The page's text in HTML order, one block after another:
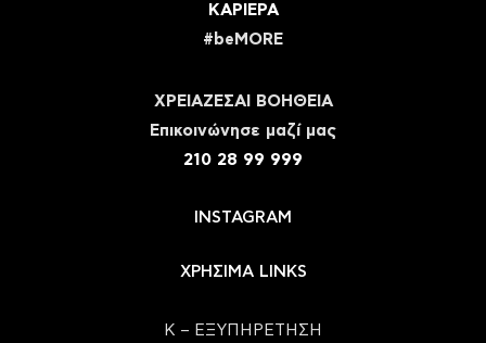
ΚΑΡΙΕΡΑ
#beMORE
ΧΡΕΙΑΖΕΣΑΙ ΒΟΗΘΕΙΑ
Eπικοινώνησε μαζί μας
210 28 99 999
INSTAGRAM
ΧΡΗΣΙΜΑ LINKS
Κ – ΕΞΥΠΗΡΕΤΗΣΗ